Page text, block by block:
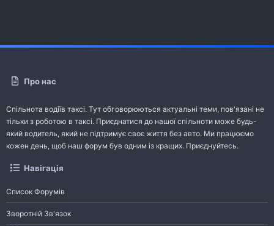
Про нас
Спільнота водіїв таксі. Тут обговорюються актуальні теми, пов'язані не
тільки з роботою в таксі. Приєднатися до нашої спільноти може будь-
який водитель, який не підтримує своє життя без авто. Ми працюємо
кожен день, щоб наш форум був одним із кращих. Приєднуйтесь.
Навігація
Список Форумів
Зворотній Зв'язок